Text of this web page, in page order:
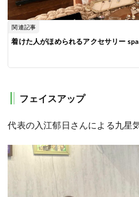
関連記事
着けた人がほめられるアクセサリー
フェイスアップ
代表の入江郁日さんによる九星